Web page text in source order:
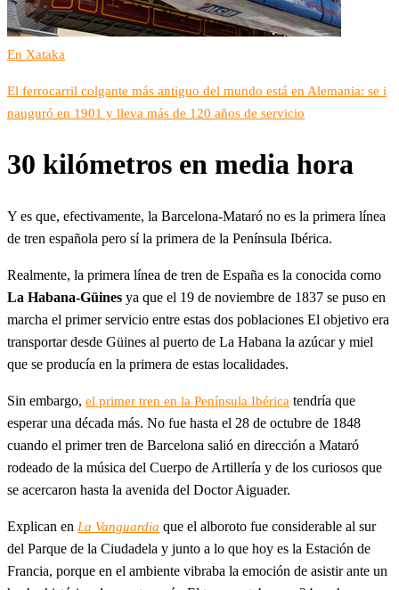
En Xataka
El ferrocarril colgante más antiguo del mundo está en Alemania: se i
nauguró en 1901 y lleva más de 120 años de servicio
30 kilómetros en media hora
Y es que, efectivamente, la Barcelona-Mataró no es la primera línea
de tren española pero sí la primera de la Península Ibérica.
Realmente, la primera línea de tren de España es la conocida como
La Habana-Güines ya que el 19 de noviembre de 1837 se puso en
marcha el primer servicio entre estas dos poblaciones El objetivo era
transportar desde Güines al puerto de La Habana la azúcar y miel
que se producía en la primera de estas localidades.
Sin embargo, el primer tren en la Península Ibérica tendría que
esperar una década más. No fue hasta el 28 de octubre de 1848
cuando el primer tren de Barcelona salió en dirección a Mataró
rodeado de la música del Cuerpo de Artillería y de los curiosos que
se acercaron hasta la avenida del Doctor Aiguader.
Explican en La Vanguardia que el alboroto fue considerable al sur
del Parque de la Ciudadela y junto a lo que hoy es la Estación de
Francia, porque en el ambiente vibraba la emoción de asistir ante un